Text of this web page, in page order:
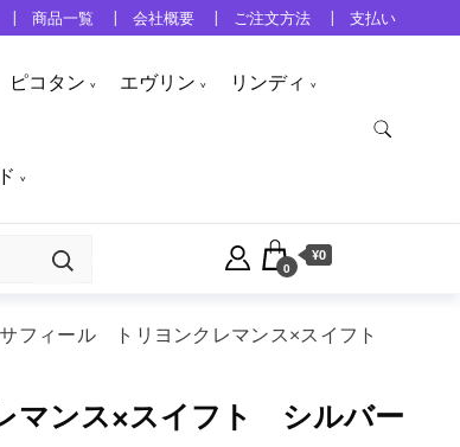
商品一覧 会社概要 ご注文方法 支払い
ピコタン エヴリン リンディ
0
¥0
フィール トリヨンクレマンス×スイフト
マンス×スイフト シルバー